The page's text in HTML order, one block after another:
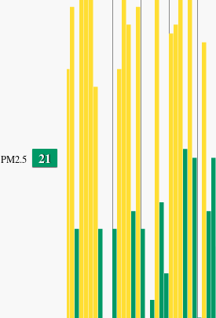
PM2.5 21